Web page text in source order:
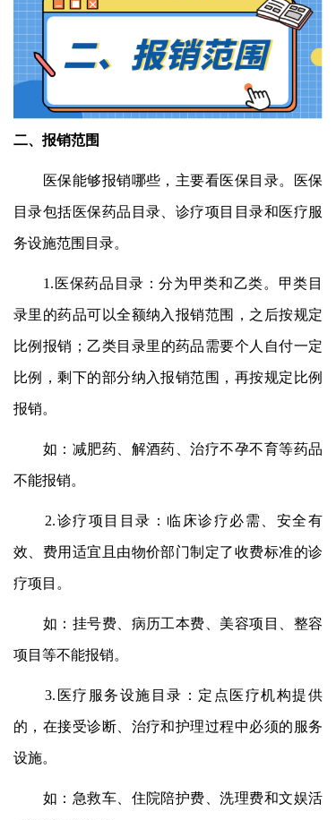
二、 报销范围
医保能够报销哪些，主要看医保目录。医保
目录包括医保药品目录、诊疗项目目录和医疗服
务设施范围目录。
1.医保药品目录：分为甲类和乙类。甲类目
录里的药品可以全额纳入报销范围，之后按规定
比例报销；乙类目录里的药品需要个人自付一定
比例，剩下的部分纳入报销范围，再按规定比例
报销。
如：减肥药、解酒药、治疗不孕不育等药品
不能报销。
2.诊疗项目目录：临床诊疗必需、安全有
效、费用适宜且由物价部门制定了收费标准的诊
疗项目。
如：挂号费、病历工本费、美容项目、整容
项目等不能报销。
3.医疗服务设施目录：定点医疗机构提供
的，在接受诊断、治疗和护理过程中必须的服务
设施。
如：急救车、住院陪护费、洗理费和文娱活